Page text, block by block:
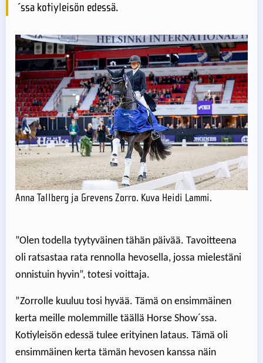
´ssa kotiyleisön edessä.
Anna Tallberg ja Grevens Zorro. Kuva Heidi Lammi.
”Olen todella tyytyväinen tähän päivää. Tavoitteena
oli ratsastaa rata rennolla hevosella, jossa mielestäni
onnistuin hyvin”, totesi voittaja.
”Zorrolle kuuluu tosi hyvää. Tämä on ensimmäinen
kerta meille molemmille täällä Horse Show´ssa.
Kotiyleisön edessä tulee erityinen lataus. Tämä oli
ensimmäinen kerta tämän hevosen kanssa näin